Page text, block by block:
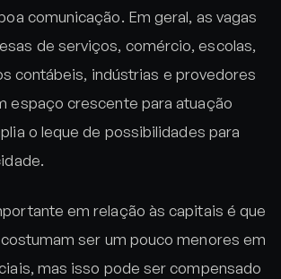
comunicação. Em geral, as vagas
de serviços, comércio, escolas,
contábeis, indústrias e provedores
espaço crescente para atuação
o leque de possibilidades para
em relação às capitais é que
ser um pouco menores em
mas isso pode ser compensado